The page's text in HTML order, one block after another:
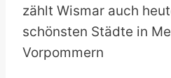
zählt Wismar auch
schönsten Städte in
Vorpommern